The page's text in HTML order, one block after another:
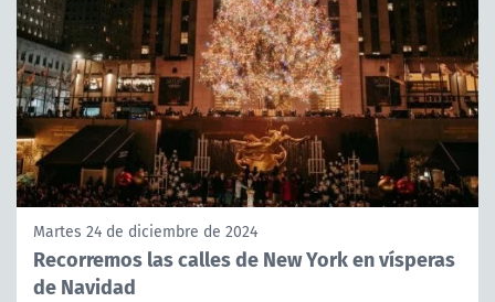
Martes 24 de diciembre de 2024
Recorremos las calles de New York en vísperas
de Navidad